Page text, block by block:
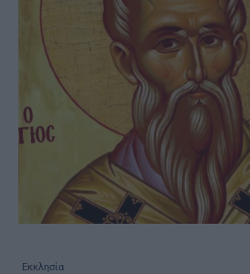
Εκκλησία